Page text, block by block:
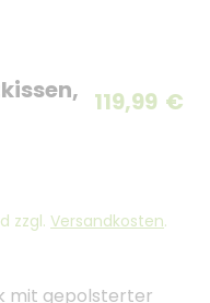
119,99 €
zzgl. Versandkosten.
mit gepolsterter